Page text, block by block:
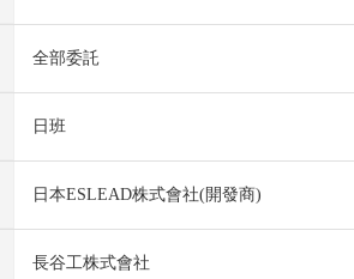
全部委託
日班
日本ESLEAD株式會社(開發商)
長谷工株式會社